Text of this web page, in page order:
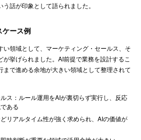
話が印象として語られました。
ケース例
い領域として、マーケティング・セールス、そ
が挙げられました。AI前提で業務を設計するこ
まで進める余地が大きい領域として整理されて
ス：ルール運用をAIが裏切らず実行し、反応
ある
リアルタイム性が強く求められ、AIの価値が